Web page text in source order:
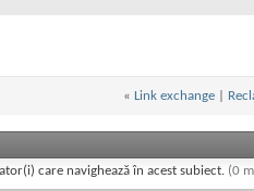
« Link exchange|
care navighează în acest subiect. (0